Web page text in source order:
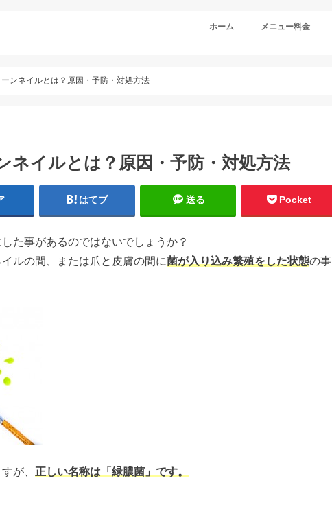
ホーム メニュー料金
ンネイルとは？原因・予防・対処方法
ネイルとは？原因・予防・対処方法
はてブ 送る Pocket
た事があるのではないでしょうか？
ルの間、または爪と皮膚の間に菌が入り込み繁殖をした状態の事
が、 正しい名称は「緑膿菌」です。